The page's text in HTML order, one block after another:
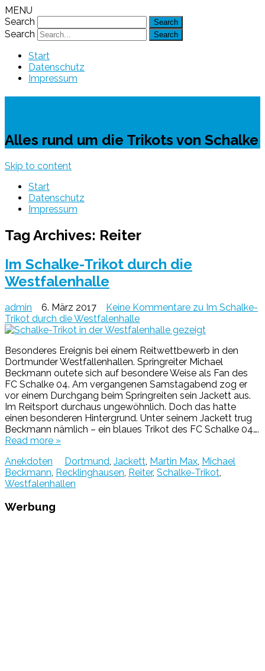
MENU
Search
Search
Start
Datenschutz
Impressum
Alles rund um die Trikots von Schalke
Skip to content
Start
Datenschutz
Impressum
Tag Archives: Reiter
Im Schalke-Trikot durch die
Westfalenhalle
admin 6. März 2017 Keine Kommentare zu Im Schalke-
Trikot durch die Westfalenhalle
Besonderes Ereignis bei einem Reitwettbewerb in den
Dortmunder Westfallenhallen. Springreiter Michael
Beckmann outete sich auf besondere Weise als Fan des
FC Schalke 04. Am vergangenen Samstagabend zog er
vor einem Durchgang beim Springreiten sein Jackett aus.
Im Reitsport durchaus ungewöhnlich. Doch das hatte
einen besonderen Hintergrund. Unter seinem Jackett trug
Beckmann nämlich – ein blaues Trikot des FC Schalke 04….
Read more »
Anekdoten
Dortmund Jackett Martin Max Michael
Beckmann Recklinghausen Reiter, Schalke-Trikot
Westfalenhallen
Werbung